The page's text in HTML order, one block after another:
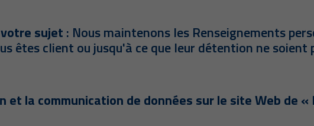
sujet : Nous maintenons les Renseignements
êtes client ou jusqu'à ce que leur détention ne soient
et la communication de données sur le site Web de